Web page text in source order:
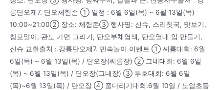
릉단오제7. 단오체험존 ① 일정 : 6월 6일(목) ~ 6월 13일(목)
10:00~21:00② 장소: 체험존③ 행사명: 신슈, 스리칫국, 맛보기,
창포말이, 관노 가면 그리기, 단오부채염색, 단오열매 입 만들기,
신슈 교환출처 : 강릉단오제7. 민속놀이 이벤트 ① 씨름대회: 6월
6일(목) ~ 6월 13일(목) / 단오장(씨름장) ② 그네대회: 6월 6일
(목) ~ 6월 13일(목) / 단오장(그네장) ③ 투호대회: 6월 6일
(목)~6월 13일(목) / 단오장 ④ 줄다리기대회:6월 10일 / 노암초등